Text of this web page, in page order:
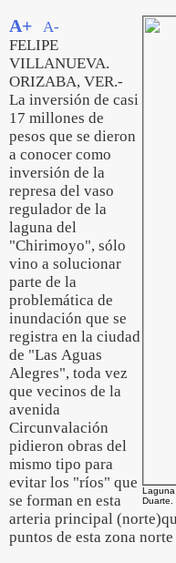
Laguna
Duarte.
A+
A-
FELIPE
VILLANUEVA.
ORIZABA, VER.-
La inversión de casi
17 millones de
pesos que se dieron
a conocer como
inversión de la
represa del vaso
regulador de la
laguna del
"Chirimoyo", sólo
vino a solucionar
parte de la
problemática de
inundación que se
registra en la ciudad
de "Las Aguas
Alegres", toda vez
que vecinos de la
avenida
Circunvalación
pidieron obras del
mismo tipo para
evitar los "ríos" que
se forman en esta
arteria principal
puntos de esta zona